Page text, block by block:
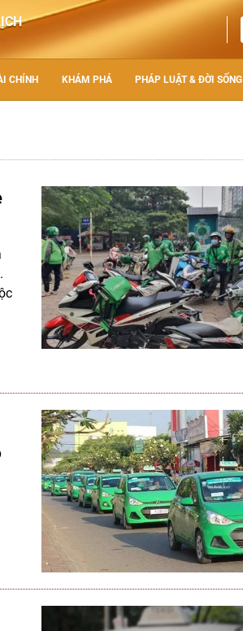
CHÍNH KHÁM PHÁ PHÁP LUẬT & ĐỜI SỐNG